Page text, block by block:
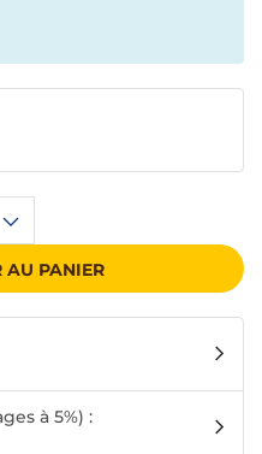
AU PANIER
à 5%) :